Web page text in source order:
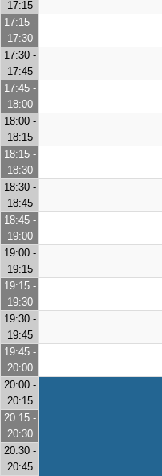
17:15
17:15 -
17:30
17:30 -
17:45
17:45 -
18:00
18:00 -
18:15
18:15 -
18:30
18:30 -
18:45
18:45 -
19:00
19:00 -
19:15
19:15 -
19:30
19:30 -
19:45
19:45 -
20:00
20:00 -
20:15
20:15 -
20:30
20:30 -
20:45